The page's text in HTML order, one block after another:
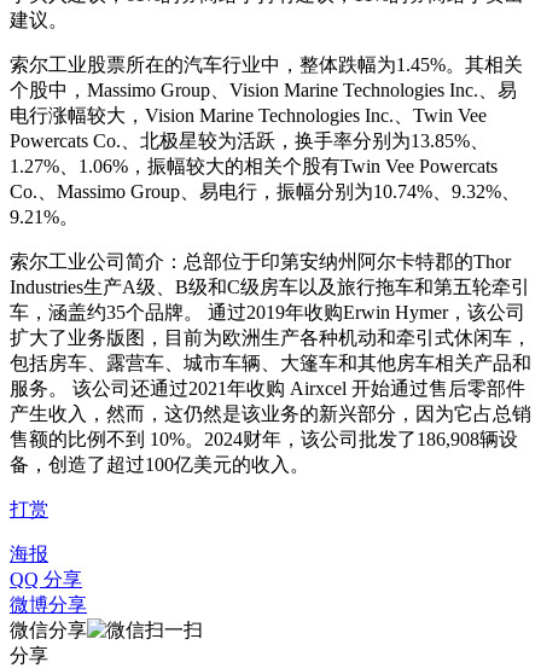
建议。
索尔工业股票所在的汽车行业中，整体跌幅为1.45%。其相关
个股中，Massimo Group、Vision Marine Technologies Inc.、易
电行涨幅较大，Vision Marine Technologies Inc.、Twin Vee
Powercats Co.、北极星较为活跃，换手率分别为13.85%、
1.27%、1.06%，振幅较大的相关个股有Twin Vee Powercats
Co.、Massimo Group、易电行，振幅分别为10.74%、9.32%、
9.21%。
索尔工业公司简介：总部位于印第安纳州阿尔卡特郡的Thor
Industries生产A级、B级和C级房车以及旅行拖车和第五轮牵引
车，涵盖约35个品牌。 通过2019年收购Erwin Hymer，该公司
扩大了业务版图，目前为欧洲生产各种机动和牵引式休闲车，
包括房车、露营车、城市车辆、大篷车和其他房车相关产品和
服务。 该公司还通过2021年收购 Airxcel 开始通过售后零部件
产生收入，然而，这仍然是该业务的新兴部分，因为它占总销
售额的比例不到 10%。2024财年，该公司批发了186,908辆设
备，创造了超过100亿美元的收入。
打赏
海报
QQ 分享
微博分享
微信分享
分享